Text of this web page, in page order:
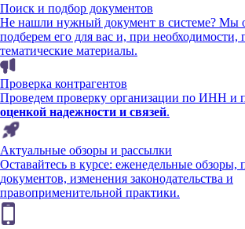
Поиск и подбор документов
Не нашли нужный документ в системе? Мы
подберем его для вас и, при необходимости,
тематические материалы.
Проверка контрагентов
Проведем проверку организации по ИНН и
оценкой надежности и связей.
Актуальные обзоры и рассылки
Оставайтесь в курсе: еженедельные обзоры,
документов, изменения законодательства и
правоприменительной практики.